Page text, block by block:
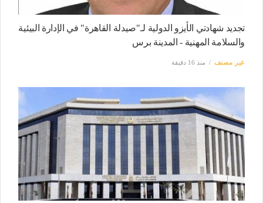
تجديد شهادتي الأيزو الدولية لـ"صيدلة القاهرة" في الإدارة البيئية
والسلامة المهنية - المدينة برس
غير مصنف منذ 16 دقيقة